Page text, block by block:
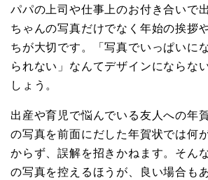
パパの上司や仕事上のお付き合いで
ちゃんの写真だけでなく年始の挨拶
ちが大切です。「写真でいっぱいに
られない」なんてデザインにならな
しょう。
出産や育児で悩んでいる友人への年
の写真を前面にだした年賀状では何
からず、誤解を招きかねます。そん
の写真を控えるほうが、良い場合も